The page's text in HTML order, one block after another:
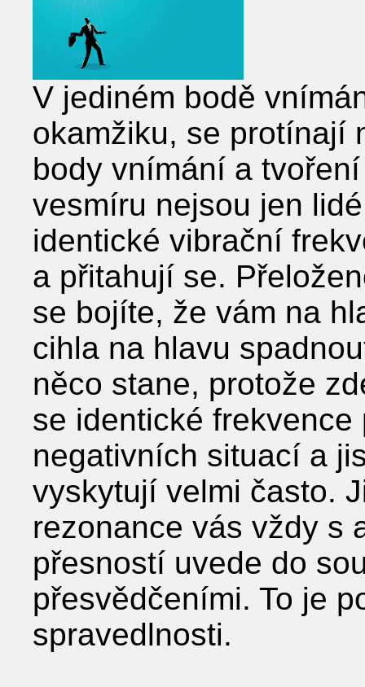
V jediném bodě
okamžiku, se protínají
body vnímání a
vesmíru nejsou jen
identické vibrační
a přitahují se.
se bojíte, že vám na
cihla na hlavu
něco stane, protože
se identické
negativních situací a
vyskytují velmi často.
rezonance vás vždy s
přesností uvede do
přesvědčeními. To je
spravedlnosti.